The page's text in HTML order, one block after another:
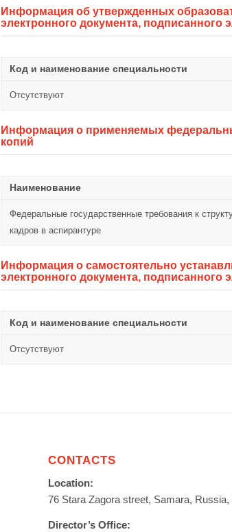
Информация об утвержденных
электронного документа, подписанного
Код и наименование специальности
Отсутствуют
Информация о применяемых
копий
Наименование
Федеральные государственные требования к
кадров в аспирантуре
Информация о самостоятельно
электронного документа, подписанного
Код и наименование специальности
Отсутствуют
CONTACTS
Location:
76 Stara Zagora street, Samara, Russia,
Director’s Office: